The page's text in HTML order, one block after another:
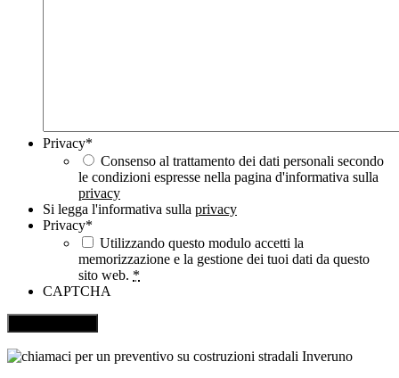
Privacy*
Consenso al trattamento dei dati personali secondo
le condizioni espresse nella pagina d'informativa sulla
privacy
Si legga l'informativa sulla privacy
Privacy*
Utilizzando questo modulo accetti la
memorizzazione e la gestione dei tuoi dati da questo
sito web. *
CAPTCHA